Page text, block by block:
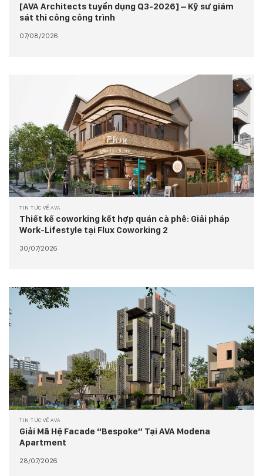
[AVA Architects tuyển dụng Q3-2026] – Kỹ sư giám
sát thi công công trình
07/08/2026
TIN TỨC VỀ AVA
Thiết kế coworking kết hợp quán cà phê: Giải pháp
Work-Lifestyle tại Flux Coworking 2
30/07/2026
TIN TỨC VỀ AVA
Giải Mã Hệ Facade “Bespoke” Tại AVA Modena
Apartment
28/07/2026